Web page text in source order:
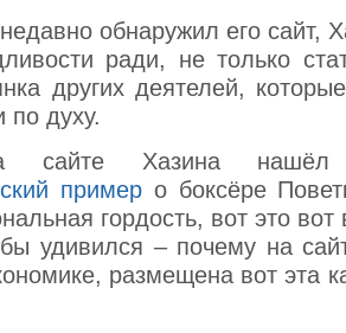
обнаружил его сайт,
ради, не только
других деятелей,
по духу.
сайте Хазина
примеро боксёре
гордость, вот это вот
удивился – почему на
размещена вот эта